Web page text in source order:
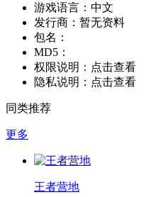
游戏语言： 中文
发行商： 暂无资料
包名：
MD5：
权限说明： 点击查看
隐私说明： 点击查看
同类推荐
更多
王者营地